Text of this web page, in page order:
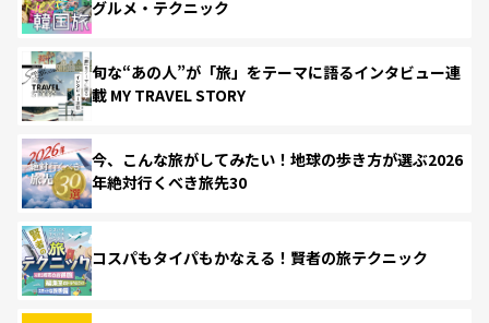
グルメ・テクニック
旬な“あの人”が「旅」をテーマに語るインタビュー連
載 MY TRAVEL STORY
今、こんな旅がしてみたい！地球の歩き方が選ぶ2026
年絶対行くべき旅先30
コスパもタイパもかなえる！賢者の旅テクニック